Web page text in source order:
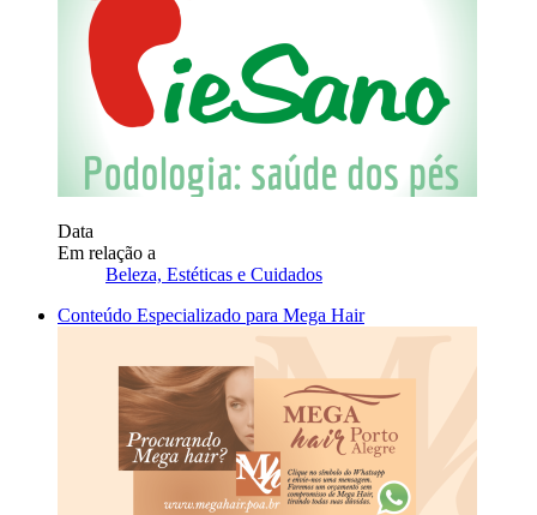
Data
Em relação a
Beleza, Estéticas e Cuidados
Conteúdo Especializado para Mega Hair